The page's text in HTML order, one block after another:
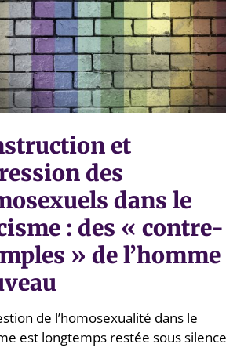
et
des
dans le
: des « contre-
» de l’homme
de l’homosexualité dans le
est longtemps restée sous